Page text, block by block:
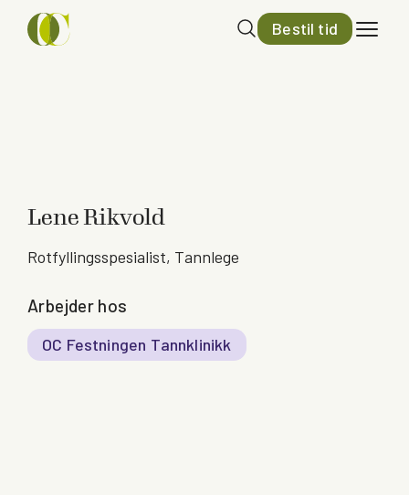
Bestil tid
Lene Rikvold
Rotfyllingsspesialist, Tannlege
Arbejder hos
OC Festningen Tannklinikk